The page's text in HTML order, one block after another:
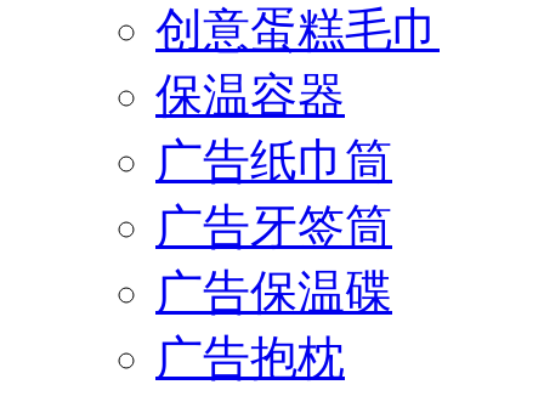
创意蛋糕毛巾
保温容器
广告纸巾筒
广告牙签筒
广告保温碟
广告抱枕